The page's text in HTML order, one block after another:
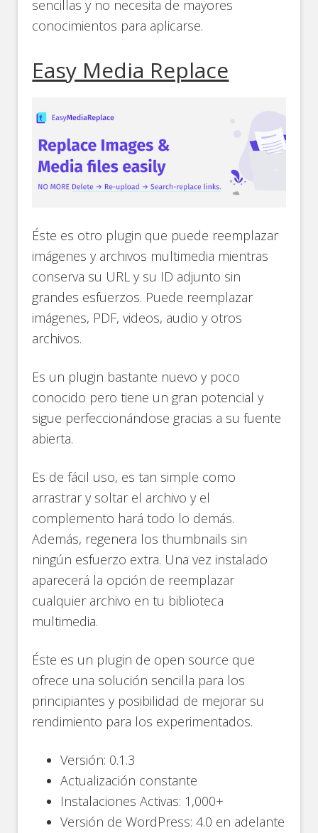
sencillas y no necesita de mayores
conocimientos para aplicarse.
Easy Media Replace
Éste es otro plugin que puede reemplazar
imágenes y archivos multimedia mientras
conserva su URL y su ID adjunto sin
grandes esfuerzos. Puede reemplazar
imágenes, PDF, videos, audio y otros
archivos.
Es un plugin bastante nuevo y poco
conocido pero tiene un gran potencial y
sigue perfeccionándose gracias a su fuente
abierta.
Es de fácil uso, es tan simple como
arrastrar y soltar el archivo y el
complemento hará todo lo demás.
Además, regenera los thumbnails sin
ningún esfuerzo extra. Una vez instalado
aparecerá la opción de reemplazar
cualquier archivo en tu biblioteca
multimedia.
Éste es un plugin de open source que
ofrece una solución sencilla para los
principiantes y posibilidad de mejorar su
rendimiento para los experimentados.
Versión: 0.1.3
Actualización constante
Instalaciones Activas: 1,000+
Versión de WordPress: 4.0 en adelante